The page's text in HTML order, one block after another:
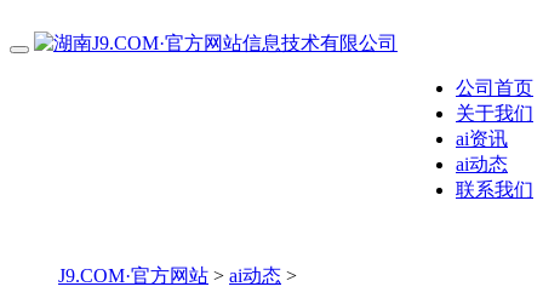
公司首页
关于我们
ai资讯
ai动态
联系我们
J9.COM·官方网站 > ai动态 >